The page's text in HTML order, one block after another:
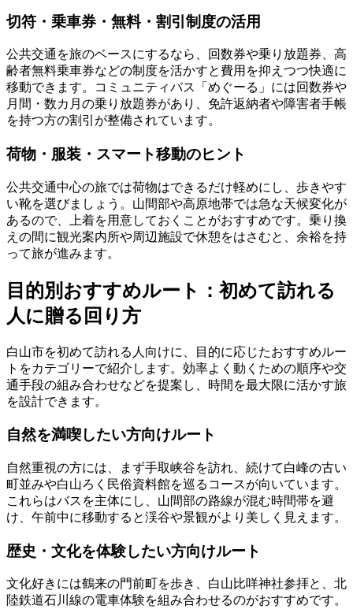
切符・乗車券・無料・割引制度の活用
公共交通を旅のベースにするなら、回数券や乗り放題券、高
齢者無料乗車券などの制度を活かすと費用を抑えつつ快適に
移動できます。コミュニティバス「めぐーる」には回数券や
月間・数カ月の乗り放題券があり、免許返納者や障害者手帳
を持つ方の割引が整備されています。
荷物・服装・スマート移動のヒント
公共交通中心の旅では荷物はできるだけ軽めにし、歩きやす
い靴を選びましょう。山間部や高原地帯では急な天候変化が
あるので、上着を用意しておくことがおすすめです。乗り換
えの間に観光案内所や周辺施設で休憩をはさむと、余裕を持
って旅が進みます。
目的別おすすめルート：初めて訪れる
人に贈る回り方
白山市を初めて訪れる人向けに、目的に応じたおすすめルー
トをカテゴリーで紹介します。効率よく動くための順序や交
通手段の組み合わせなどを提案し、時間を最大限に活かす旅
を設計できます。
自然を満喫したい方向けルート
自然重視の方には、まず手取峡谷を訪れ、続けて白峰の古い
町並みや白山ろく民俗資料館を巡るコースが向いています。
これらはバスを主体にし、山間部の路線が混む時間帯を避
け、午前中に移動すると渓谷や景観がより美しく見えます。
歴史・文化を体験したい方向けルート
文化好きには鶴来の門前町を歩き、白山比咩神社参拝と、北
陸鉄道石川線の電車体験を組み合わせるのがおすすめです。